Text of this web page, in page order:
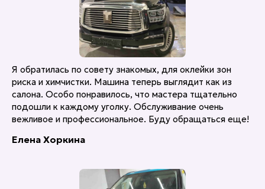
Я обратилась по совету знакомых, для оклейки зон
риска и химчистки. Машина теперь выглядит как из
салона. Особо понравилось, что мастера тщательно
подошли к каждому уголку. Обслуживание очень
вежливое и профессиональное. Буду обращаться еще!
Елена Хоркина